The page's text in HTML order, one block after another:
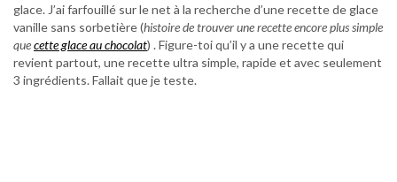
glace. J’ai farfouillé sur le net à la recherche d’une recette de glace
vanille sans sorbetière (histoire de trouver une recette encore plus simple
quecette glace au chocolat) . Figure-toi qu’il y a une recette qui
revient partout, une recette ultra simple, rapide et avec seulement
3 ingrédients. Fallait que je teste.